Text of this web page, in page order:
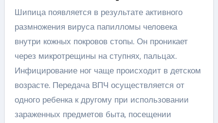
Шипица появляется в результате активного
размножения вируса папилломы человека
внутри кожных покровов стопы. Он проникает
через микротрещины на ступнях, пальцах.
Инфицирование ног чаще происходит в детском
возрасте. Передача ВПЧ осуществляется от
одного ребенка к другому при использовании
зараженных предметов быта, посещении